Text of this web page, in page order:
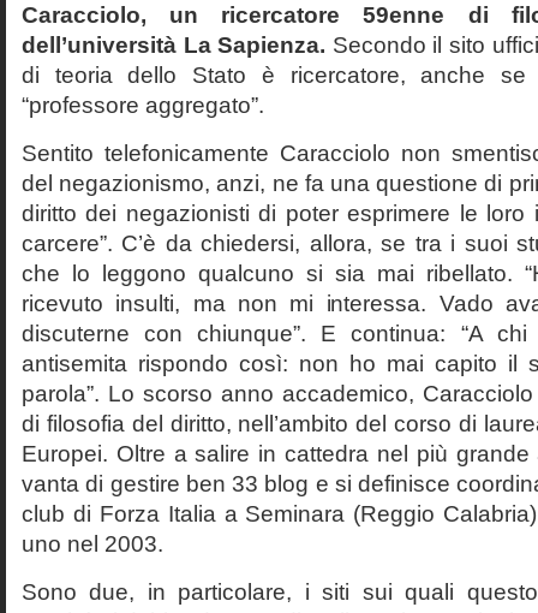
Caracciolo, un ricercatore 59enne di
dell’università La Sapienza. Secondo il sito
di teoria dello Stato è ricercatore, anche
“professore aggregato”.
Sentito telefonicamente Caracciolo non
del negazionismo, anzi, ne fa una questione di
diritto dei negazionisti di poter esprimere le loro
carcere”. C’è da chiedersi, allora, se tra i suoi
che lo leggono qualcuno si sia mai ribellato.
ricevuto insulti, ma non mi interessa. Vado
discuterne con chiunque”. E continua: “A
antisemita rispondo così: non ho mai capito il
parola”. Lo scorso anno accademico,
di filosofia del diritto, nell’ambito del corso di
Europei. Oltre a salire in cattedra nel più grande
vanta di gestire ben 33 blog e si definisce
club di Forza Italia a Seminara (Reggio
uno nel 2003.
Sono due, in particolare, i siti sui quali